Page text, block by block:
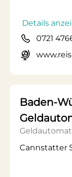
Details
0721
Baden-
Geldautomat
Cannstatter